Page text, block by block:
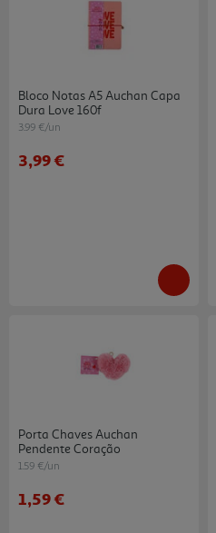
Bloco Notas A5 Auchan Capa
Dura Love 160f
3.99 €/un
3,99 €
Porta Chaves Auchan
Pendente Coração
1.59 €/un
1,59 €